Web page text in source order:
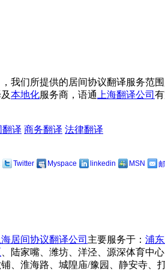
我们所提供的居间协议翻译服务范
本地化服务商，语通 上海翻译公司
翻译 商务翻译 法律翻译
Twitter Myspace linkedin MSN
海居间协议翻译公司 主要服务于： 浦
、陆家嘴、潍坊、洋泾、源深体育中
、淮海路、城隍庙/豫园、静安寺